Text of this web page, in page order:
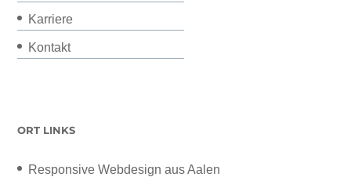
Karriere
Kontakt
ORT LINKS
Responsive Webdesign aus Aalen